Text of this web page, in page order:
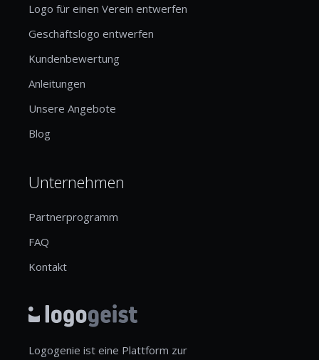
Logo für einen Verein entwerfen
Geschäftslogo entwerfen
Kundenbewertung
Anleitungen
Unsere Angebote
Blog
Unternehmen
Partnerprogramm
FAQ
Kontakt
Logogenie ist eine Plattform zur